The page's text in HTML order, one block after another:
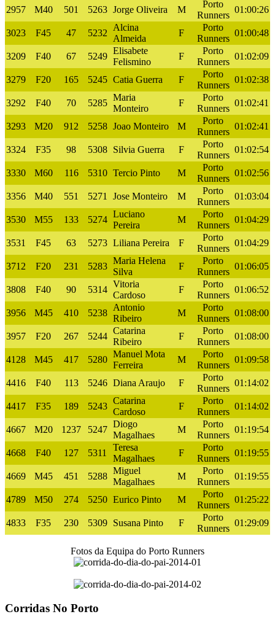
2957 M40 501 5263 Jorge Oliveira M
Porto
Runners
01:00:26
3023 F45 47 5232
Alcina
Almeida
F
Porto
Runners
01:00:48
3209 F40 67 5249
Elisabete
Felismino
F
Porto
Runners
01:02:09
3279 F20 165 5245 Catia Guerra F
Porto
Runners
01:02:38
3292 F40 70 5285
Maria
Monteiro
F
Porto
Runners
01:02:41
3293 M20 912 5258 Joao Monteiro M
Porto
Runners
01:02:41
3324 F35 98 5308 Silvia Guerra F
Porto
Runners
01:02:54
3330 M60 116 5310 Tercio Pinto M
Porto
Runners
01:02:56
3356 M40 551 5271 Jose Monteiro M
Porto
Runners
01:03:04
3530 M55 133 5274
Luciano
Pereira
M
Porto
Runners
01:04:29
3531 F45 63 5273 Liliana Pereira F
Porto
Runners
01:04:29
3712 F20 231 5283
Maria Helena
Silva
F
Porto
Runners
01:06:05
3808 F40 90 5314
Vitoria
Cardoso
F
Porto
Runners
01:06:52
3956 M45 410 5238
Antonio
Ribeiro
M
Porto
Runners
01:08:00
3957 F20 267 5244
Catarina
Ribeiro
F
Porto
Runners
01:08:00
4128 M45 417 5280
Manuel Mota
Ferreira
M
Porto
Runners
01:09:58
4416 F40 113 5246 Diana Araujo F
Porto
Runners
01:14:02
4417 F35 189 5243
Catarina
Cardoso
F
Porto
Runners
01:14:02
4667 M20 1237 5247
Diogo
Magalhaes
M
Porto
Runners
01:19:54
4668 F40 127 5311
Teresa
Magalhaes
F
Porto
Runners
01:19:55
4669 M45 451 5288
Miguel
Magalhaes
M
Porto
Runners
01:19:55
4789 M50 274 5250 Eurico Pinto M
Porto
Runners
01:25:22
4833 F35 230 5309 Susana Pinto F
Porto
Runners
01:29:09
Fotos da Equipa do Porto Runners
Corridas No Porto